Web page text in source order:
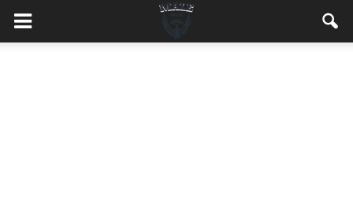
MaleMEN.pl